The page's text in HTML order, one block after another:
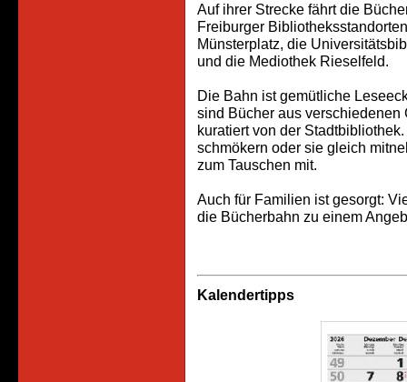
Auf ihrer Strecke fährt die
Freiburger
Münsterplatz, die
und die Mediothek Rieselfeld.
Die Bahn ist gemütliche
sind Bücher aus
kuratiert von der
schmökern oder sie gleich
zum Tauschen mit.
Auch für Familien ist gesorgt:
die Bücherbahn zu einem
Kalendertipps